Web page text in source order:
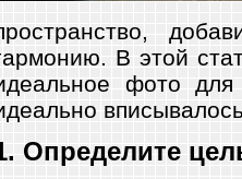
В этой
фото
Определите